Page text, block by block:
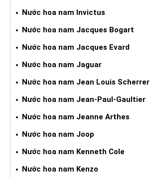
Nước hoa nam Invictus
Nước hoa nam Jacques Bogart
Nước hoa nam Jacques Evard
Nước hoa nam Jaguar
Nước hoa nam Jean Louis Scherrer
Nước hoa nam Jean-Paul-Gaultier
Nước hoa nam Jeanne Arthes
Nước hoa nam Joop
Nước hoa nam Kenneth Cole
Nước hoa nam Kenzo